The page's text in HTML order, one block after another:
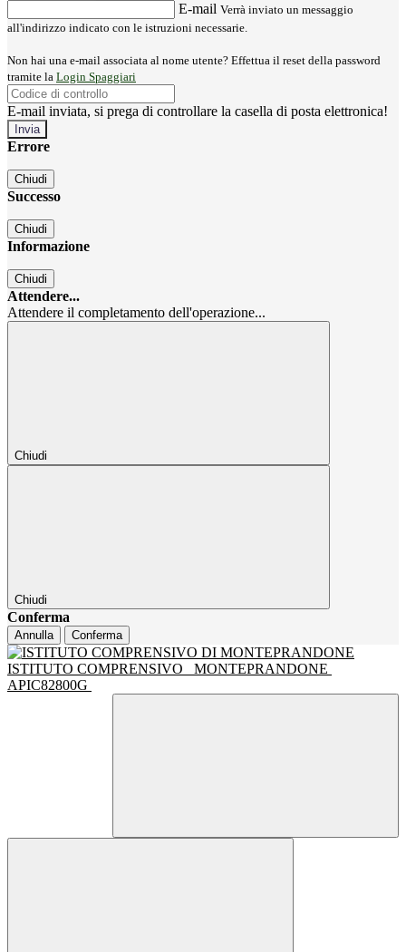
E-mail Verrà inviato un messaggio
all'indirizzo indicato con le istruzioni necessarie.
Non hai una e-mail associata al nome utente? Effettua il reset della password
tramite la Login Spaggiari
E-mail inviata, si prega di controllare la casella di posta elettronica!
Errore
Chiudi
Successo
Chiudi
Informazione
Chiudi
Attendere...
Attendere il completamento dell'operazione...
Chiudi
Chiudi
Conferma
Annulla Conferma
ISTITUTO COMPRENSIVO
MONTEPRANDONE
APIC82800G